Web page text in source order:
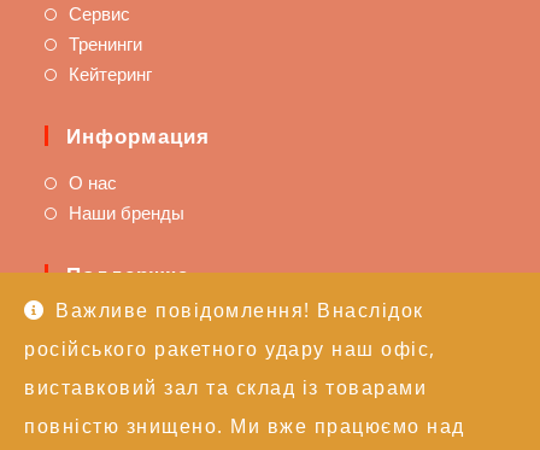
Важливе повідомлення! Внаслідок
російського ракетного удару наш офіс,
виставковий зал та склад із товарами
повністю знищено. Ми вже працюємо над
Сервис
Тренинги
Кейтеринг
Информация
О нас
Наши бренды
Поддержка
Доставка и оплата
Политика возврата
Техподдержка